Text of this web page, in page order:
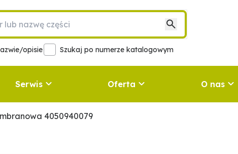
opisie Szukaj po numerze katalogowym
Serwis Oferta O nas
4050940079